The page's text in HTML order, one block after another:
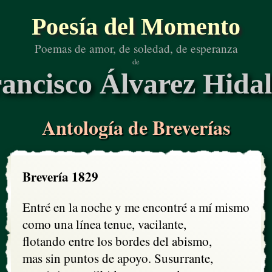
Poesía del Momento
Poemas de amor, de soledad, de esperanza
de
Álvarez
Antología de Breverías
Brevería 1829
Entré en la noche y me encontré a mí mismo
como una línea tenue, vacilante,
flotando entre los bordes del abismo,
mas sin puntos de apoyo. Susurrante,